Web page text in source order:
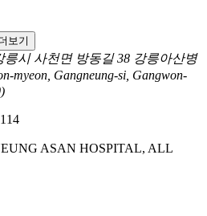
보기
시 사천면 방동길 38 강릉아산병
myeon, Gangneung-si, Gangwon-
ASAN HOSPITAL, ALL